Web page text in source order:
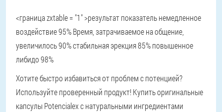
<граница zxtable = "1" >результат показатель немедленное
воздействие 95% Время, затрачиваемое на общение,
увеличилось 90% стабильная эрекция 85% повышенное
либидо 98%
Хотите быстро избавиться от проблем с потенцией?
Используйте проверенный продукт! Купить оригинальные
капсулы Potencialex с натуральными ингредиентами